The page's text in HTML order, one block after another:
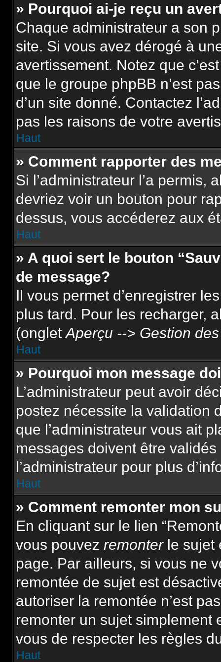
» Pourquoi ai-je reçu un
Chaque administrateur a son
site. Si vous avez dérogé à
avertissement. Notez que
que le groupe phpBB n’est
d’un site donné. Contactez
pas les raisons de votre
Haut
» Comment rapporter des
Si l’administrateur l’a permis,
devriez voir un bouton pour
dessus, vous accéderez aux
Haut
» A quoi sert le bouton
de message?
Il vous permet d’enregistrer
plus tard. Pour les recharger,
(ongletAperçu --> Gestion
Haut
» Pourquoi mon message
L’administrateur peut avoir
postez nécessite la validation
que l’administrateur vous ait
messages doivent être
l’administrateur pour plus
Haut
» Comment remonter mon
En cliquant sur le lien
vous pouvez remonterle sujet
page. Par ailleurs, si vous ne
remontée de sujet est
autoriser la remontée n’est
remonter un sujet simplement
vous de respecter les règles
Haut